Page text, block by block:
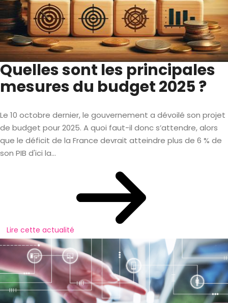
Quelles sont les principales
mesures du budget 2025 ?
Le 10 octobre dernier, le gouvernement a dévoilé son projet
de budget pour 2025. A quoi faut-il donc s’attendre, alors
que le déficit de la France devrait atteindre plus de 6 % de
son PIB d'ici la...
Lire cette actualité